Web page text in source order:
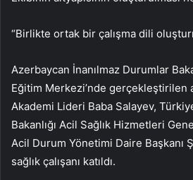
“Birlikte ortak bir çalışma dili
Azerbaycan İnanılmaz Durumlar
Eğitim Merkezi’nde gerçekleştirilen
Akademi Lideri Baba Salayev,
Bakanlığı Acil Sağlık Hizmetleri
Acil Durum Yönetimi Daire Başkanı
sağlık çalışanı katıldı.